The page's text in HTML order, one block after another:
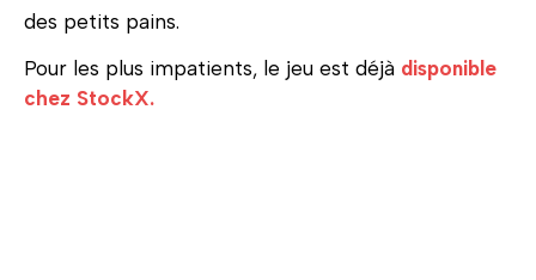
des petits pains.
Pour les plus impatients, le jeu est déjà disponible
chez StockX.